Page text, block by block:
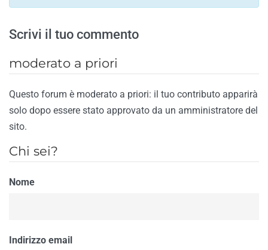
Scrivi il tuo commento
moderato a priori
Questo forum è moderato a priori: il tuo contributo apparirà
solo dopo essere stato approvato da un amministratore del
sito.
Chi sei?
Nome
Indirizzo email